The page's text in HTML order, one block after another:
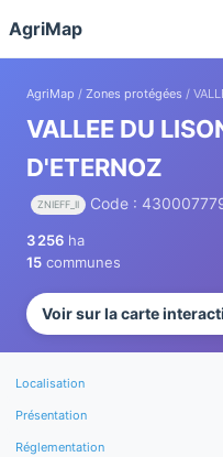
AgriMap
AgriMap / Zones protégées /
VALLEE DU
D'ETERNOZ
ZNIEFF_II Code :
3 256 ha
15 communes
Voir sur la carte
Localisation
Présentation
Réglementation